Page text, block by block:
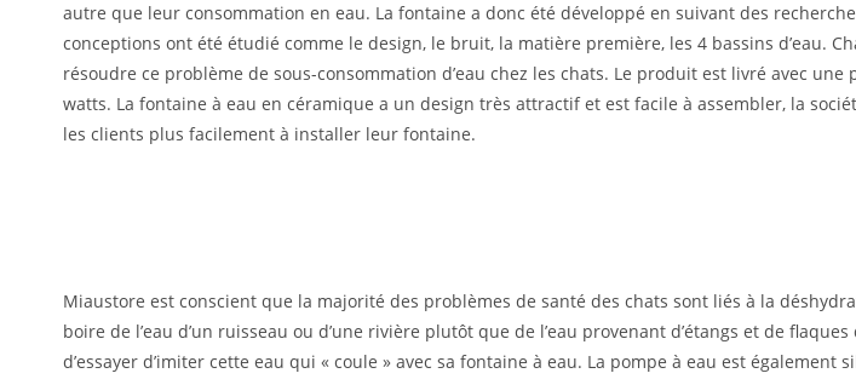
autre que leur consommation en eau. La fontaine a donc été développé en suivant des
conceptions ont été étudié comme le design, le bruit, la matière première, les 4 bassins d’eau.
résoudre ce problème de sous-consommation d’eau chez les chats. Le produit est livré avec
watts. La fontaine à eau en céramique a un design très attractif et est facile à assembler, la
les clients plus facilement à installer leur fontaine.
Miaustore est conscient que la majorité des problèmes de santé des chats sont liés à la
boire de l’eau d’un ruisseau ou d’une rivière plutôt que de l’eau provenant d’étangs et de
d’essayer d’imiter cette eau qui « coule » avec sa fontaine à eau. La pompe à eau est